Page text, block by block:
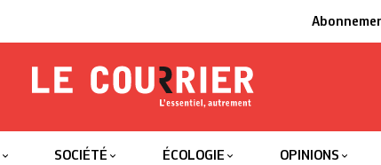
Le Courrier
SOCIÉTÉ ÉCOLOGIE OPINIONS